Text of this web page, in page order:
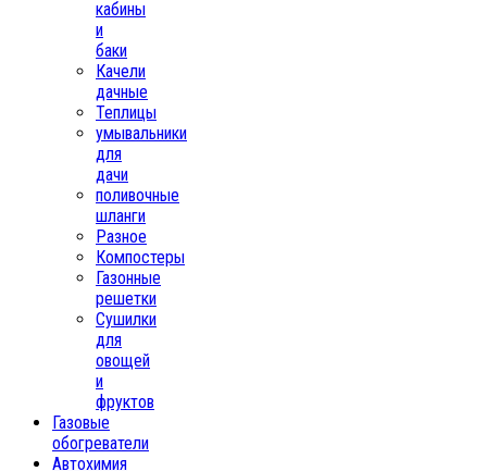
кабины
и
баки
Качели
дачные
Теплицы
умывальники
для
дачи
поливочные
шланги
Разное
Компостеры
Газонные
решетки
Сушилки
для
овощей
и
фруктов
Газовые
обогреватели
Автохимия